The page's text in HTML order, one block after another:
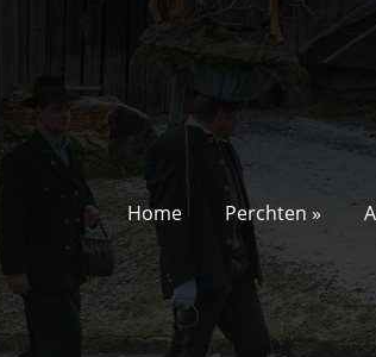
Home Perchten »